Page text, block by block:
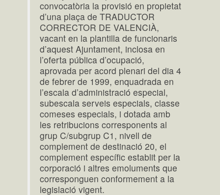
convocatòria la provisió en propietat
d’una plaça de TRADUCTOR
CORRECTOR DE VALENCIÀ,
vacant en la plantilla de funcionaris
d’aquest Ajuntament, inclosa en
l’oferta pública d’ocupació,
aprovada per acord plenari del dia 4
de febrer de 1999, enquadrada en
l’escala d’administració especial,
subescala serveis especials, classe
comeses especials, i dotada amb
les retribucions corresponents al
grup C/subgrup C1, nivell de
complement de destinació 20, el
complement específic establit per la
corporació i altres emoluments que
corresponguen conformement a la
legislació vigent.